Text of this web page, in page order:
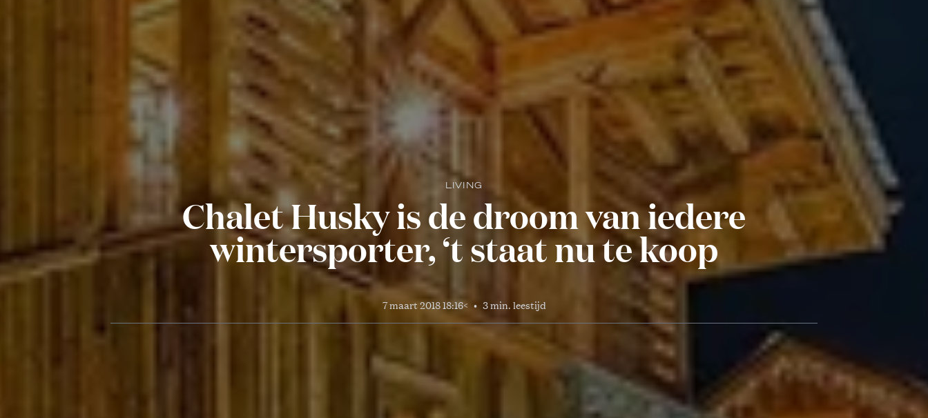
LIVING
Chalet Husky is de droom van iedere
wintersporter, ‘t staat nu te koop
7 maart 2018 18:16< • 3 min. leestijd